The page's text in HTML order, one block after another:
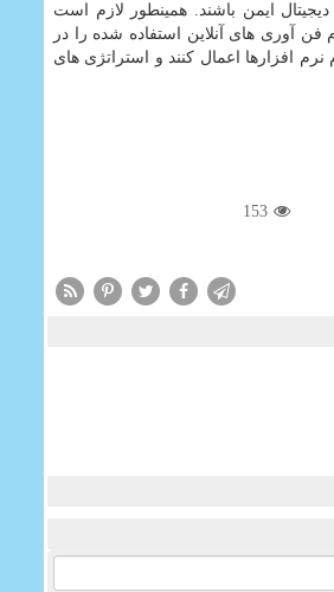
ایمن باشند. همینطور لازم است
فن آوری های آنلاین استفاده شده را در
افزارها اعمال كنند و استراتژی های
153